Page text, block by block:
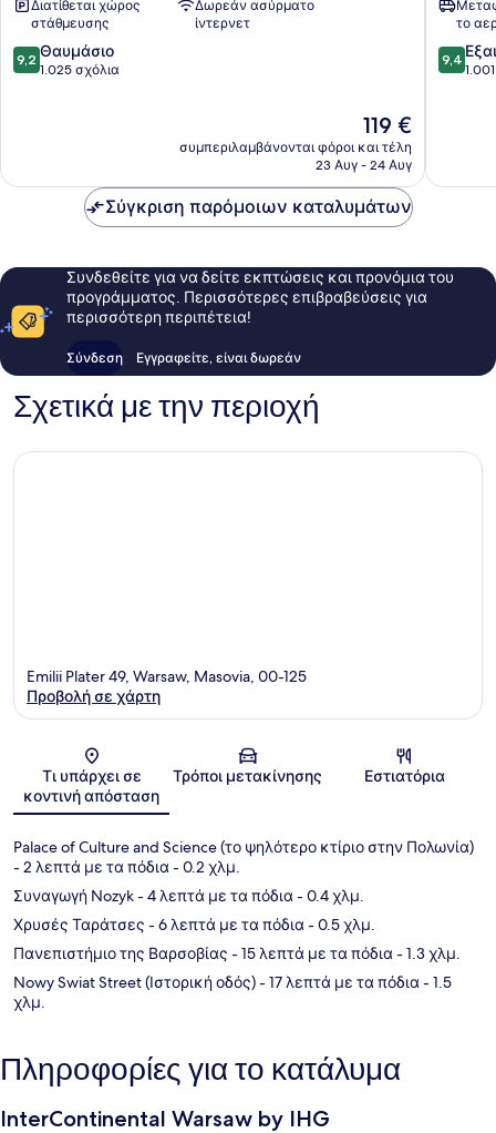
Διατίθεται χώρος
στάθμευσης
Δωρεάν ασύρματο
ίντερνετ
9.2
στα
9,2 Θαυμάσιο
1.025 σχόλια
Η
τιμή
είναι
119 €
συμπεριλαμβάνονται φόροι και τέλη
23 Αυγ - 24 Αυγ
το
9.4
στα
9,4
Σύγκριση παρόμοιων καταλυμάτων
Συνδεθείτε για να δείτε εκπτώσεις και προνόμια του
προγράμματος. Περισσότερες επιβραβεύσεις για
περισσότερη περιπέτεια!
Σύνδεση Εγγραφείτε, είναι δωρεάν
Σχετικά με την περιοχή
Χάρτης
Emilii Plater 49, Warsaw, Masovia, 00-125
Προβολή σε χάρτη
Τι υπάρχει σε
κοντινή απόσταση
Τρόποι μετακίνησης Εστιατόρια
Palace of Culture and Science (το ψηλότερο κτίριο στην Πολωνία)
- 2 λεπτά με τα πόδια- 0.2 χλμ.
Συναγωγή Nozyk- 4 λεπτά με τα πόδια- 0.4 χλμ.
Χρυσές Ταράτσες - 6 λεπτά με τα πόδια- 0.5 χλμ.
Πανεπιστήμιο της Βαρσοβίας - 15 λεπτά με τα πόδια- 1.3 χλμ.
Nowy Swiat Street (Ιστορική οδός)- 17 λεπτά με τα πόδια- 1.5
χλμ.
Πληροφορίες για το κατάλυμα
InterContinental Warsaw by IHG